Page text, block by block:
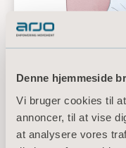
Denne hjemmeside
Vi bruger cookies til
annoncer, til at vise
at analysere vores